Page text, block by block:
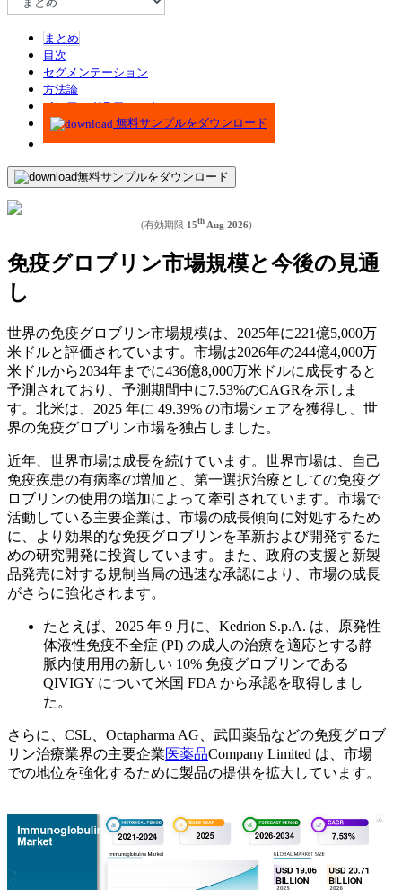
まとめ
目次
セグメンテーション
方法論
インフォグラフィック
無料サンプルをダウンロード
無料サンプルをダウンロード
(有効期限 15th Aug 2026)
免疫グロブリン市場規模と今後の見通
し
世界の免疫グロブリン市場規模は、2025年に221億5,000万
米ドルと評価されています。市場は2026年の244億4,000万
米ドルから2034年までに436億8,000万米ドルに成長すると
予測されており、予測期間中に7.53%のCAGRを示しま
す。北米は、2025 年に 49.39% の市場シェアを獲得し、世
界の免疫グロブリン市場を独占しました。
近年、世界市場は成長を続けています。世界市場は、自己
免疫疾患の有病率の増加と、第一選択治療としての免疫グ
ロブリンの使用の増加によって牽引されています。市場で
活動している主要企業は、市場の成長傾向に対処するため
に、より効果的な免疫グロブリンを革新および開発するた
めの研究開発に投資しています。また、政府の支援と新製
品発売に対する規制当局の迅速な承認により、市場の成長
がさらに強化されます。
たとえば、2025 年 9 月に、Kedrion S.p.A. は、原発性
体液性免疫不全症 (PI) の成人の治療を適応とする静
脈内使用用の新しい 10% 免疫グロブリンである
QIVIGY について米国 FDA から承認を取得しまし
た。
さらに、CSL、Octapharma AG、武田薬品などの免疫グロブ
リン治療業界の主要企業医薬品Company Limited は、市場
での地位を強化するために製品の提供を拡大しています。